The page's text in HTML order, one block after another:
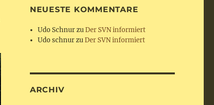
NEUESTE KOMMENTARE
Udo SchnurzuDer SVN informiert
Udo schnurzuDer SVN informiert
ARCHIV